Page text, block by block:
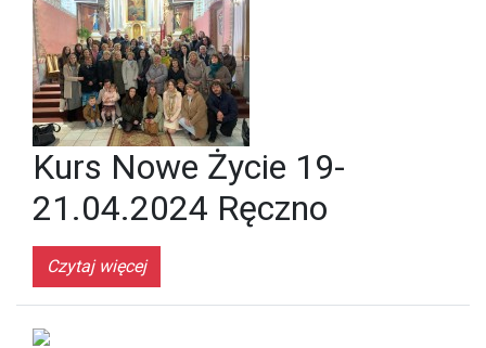
Kurs Nowe Życie 19-
21.04.2024 Ręczno
Czytaj więcej